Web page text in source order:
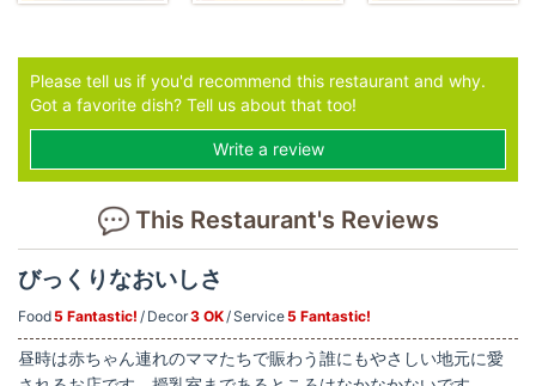
Please tell us if you'd recommend this restaurant and why.
Got a favorite dish? Tell us about that too!
Write a review
This Restaurant's Reviews
びっくりなおいしさ
Food5 Fantastic! Decor3 OK Service5 Fantastic!
昼時は赤ちゃん連れのママたちで賑わう誰にもやさしい地元に愛